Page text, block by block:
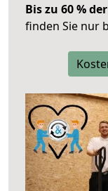
Bis zu 60 %
finden Sie nur